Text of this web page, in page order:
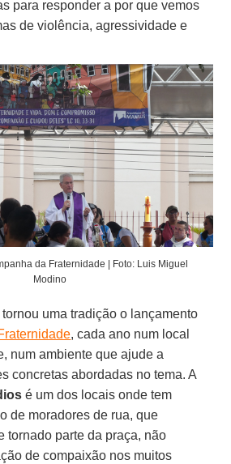
para responder a por que vemos
de violência, agressividade e
da Fraternidade | Foto: Luis Miguel
Modino
tornou uma tradição o lançamento
, cada ano num local
num ambiente que ajude a
concretas abordadas no tema. A
é um dos locais onde tem
de moradores de rua, que
tornado parte da praça, não
de compaixão nos muitos